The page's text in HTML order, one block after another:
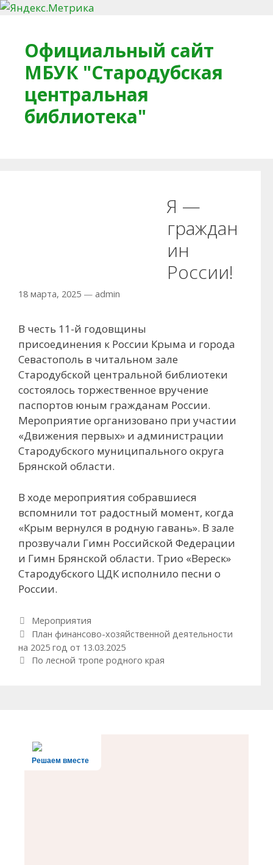
Официальный сайт
МБУК "Стародубская
центральная
библиотека"
Я —
граждан
ин
России!
18 марта, 2025 — admin
В честь 11-й годовщины
присоединения к России Крыма и города
Севастополь в читальном зале
Стародубской центральной библиотеки
состоялось торжественное вручение
паспортов юным гражданам России.
Мероприятие организовано при участии
«Движения первых» и администрации
Стародубского муниципального округа
Брянской области.
В ходе мероприятия собравшиеся
вспомнили тот радостный момент, когда
«Крым вернулся в родную гавань». В зале
прозвучали Гимн Российской Федерации
и Гимн Брянской области. Трио «Вереск»
Стародубского ЦДК исполнило песни о
России.
Рубрики
Мероприятия
Навигация по записям
План финансово-хозяйственной деятельности
на 2025 год от 13.03.2025
По лесной тропе родного края
Решаем вместе